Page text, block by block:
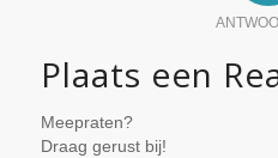
Plaats een
Meepraten?
Draag gerust bij!